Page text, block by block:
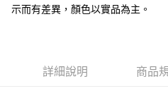
臺灣中小企業銀行
玉山商業銀行
台新國際商業銀行
Google Pay
示而有差異，顏色以實品為主。
詳細說明 商品